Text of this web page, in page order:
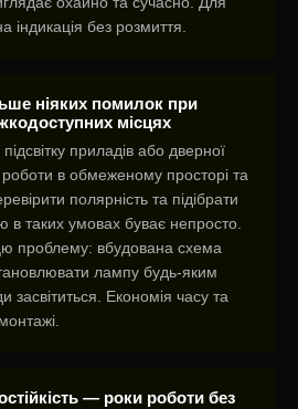
індикація без розмиття.
ніяких помилок при
місцях
приладів або дверної
в обмеженому просторі та
полярність та підібрати
в таких умовах буває непросто.
проблему: вбудована схема
лампу будь-яким
засвітиться. Економія часу та
— роки роботи без